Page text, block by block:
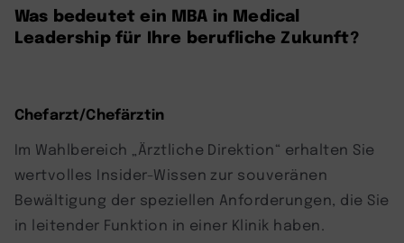
Was bedeutet ein MBA in Medical
Leadership für Ihre berufliche Zukunft?
Chefarzt/Chefärztin
Im Wahlbereich „Ärztliche Direktion“ erhalten Sie
wertvolles Insider-Wissen zur souveränen
Bewältigung der speziellen Anforderungen, die Sie
in leitender Funktion in einer Klinik haben.